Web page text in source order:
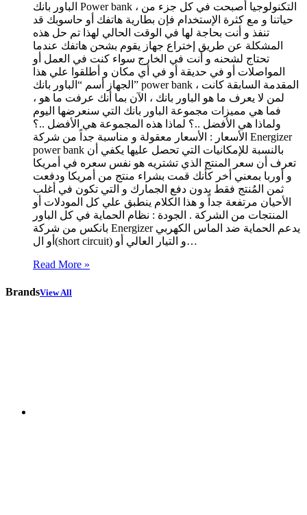
الباور بانك Power bank ، التكنولوجيا أصبحت في كل جزء من
حياتنا و مع كثرة الإستخدام فإن بطارية هاتفك أو حاسوبك قد
تنفذ و أنت بحاجة لها في الوقت الحالي لهذا تم حل هذه
المشكلة عن طريق إختراع جهاز يقوم بشحن هاتفك عندما
تحتاج لشحنه و أنت في الخارج سواء كنت في العمل أو
المواصلات أو في حديقة أو في أي مكان و أطلقوا علي هذا
الجهاز أسم “الباور بانك” power bank ، المقدمة السابقة كانت
لمن لا يعرف ما هو الباور بانك ، الآن بما أنك عرفت ما هو ،
فما هي مميزات مجموعة الباور بانك التي سنعرضها اليوم
ولماذا هي الأفضل ..؟ لماذا هذه المجموعة هي الأفضل ..؟
الأسعار : الأسعار معقولة و مناسبة جداً من شركة Energizer
power bank بالنسبة للإمكانيات التي تحصل عليها يكفي أن
تعرف أن سعر المنتج الذي تشتريه هو نفس سعره في أمريكا
و أوربا بمعني أخر كأنك قمت بشراء منتج من أمريكا ودفعت
ثمن المُنتج فقط بدون دفع الجمارك و التي تكون في أغلب
الأحيان مرتفعة جداً و هذا الكلام ينطبق علي كل المودلات أو
المنتجات من الشركة . الجودة : نظام الحماية في كل الباور
بانكس من شركة Energizer يدعم الحماية ضد الماس الكهربي
أو ال(short circuit) و التيار العالي أو…
Read More »
BrandsView All